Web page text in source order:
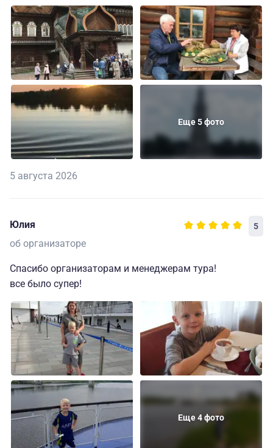
Еще 5 фото
5 августа 2026
Юлия 5
об организаторе
Спасибо организаторам и менеджерам тура!
все было супер!
Еще 4 фото